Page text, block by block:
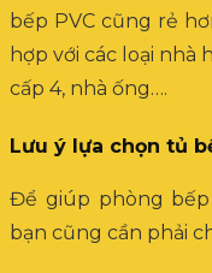
bếp PVC cũng rẻ
hợp với các loại
cấp 4, nhà ống….
Lưu ý lựa chọn tủ
Để giúp phòng
bạn cũng cần phải